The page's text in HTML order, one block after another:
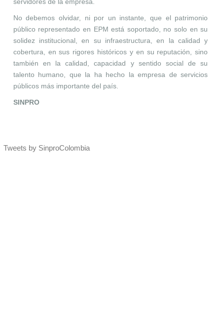
No debemos olvidar, ni por un instante, que el patrimonio
público representado en EPM está soportado, no solo en su
solidez institucional, en su infraestructura, en la calidad y
cobertura, en sus rigores históricos y en su reputación, sino
también en la calidad, capacidad y sentido social de su
talento humano, que la ha hecho la empresa de servicios
públicos más importante del país.
SINPRO
Tweets by SinproColombia